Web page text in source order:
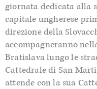
giornata dedicata alla
capitale ungherese
direzione della
accompagneranno
Bratislava lungo le
Cattedrale di San
attende con la sua